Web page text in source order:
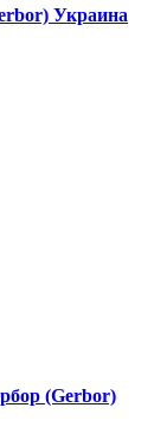
Украина
(Gerbor)